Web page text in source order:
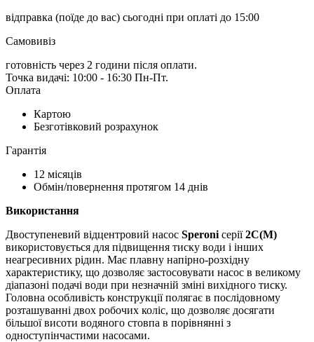
відправка (поїде до вас) сьогодні при оплаті до 15:00
Самовивіз
готовність через 2 години після оплати.
Точка видачі: 10:00 - 16:30 Пн-Пт.
Оплата
Картою
Безготівковий розрахунок
Гарантія
12 місяців
Обмін/повернення протягом 14 днів
Використання
Двоступеневий відцентровий насос Speroni серії2C(M)
використовується для підвищення тиску води і інших
неагресивних рідин. Має плавну напірно-розхідну
характеристику, що дозволяє застосовувати насос в великому
діапазоні подачі води при незначній зміні вихідного тиску.
Головна особливість конструкції полягає в послідовному
розташуванні двох робочих коліс, що дозволяє досягати
більшої висоти водяного стовпа в порівнянні з
одноступінчастими насосами.